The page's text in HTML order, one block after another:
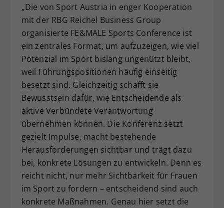
„Die von Sport Austria in enger Kooperation
mit der RBG Reichel Business Group
organisierte FE&MALE Sports Conference ist
ein zentrales Format, um aufzuzeigen, wie viel
Potenzial im Sport bislang ungenützt bleibt,
weil Führungspositionen häufig einseitig
besetzt sind. Gleichzeitig schafft sie
Bewusstsein dafür, wie Entscheidende als
aktive Verbündete Verantwortung
übernehmen können. Die Konferenz setzt
gezielt Impulse, macht bestehende
Herausforderungen sichtbar und trägt dazu
bei, konkrete Lösungen zu entwickeln. Denn es
reicht nicht, nur mehr Sichtbarkeit für Frauen
im Sport zu fordern – entscheidend sind auch
konkrete Maßnahmen. Genau hier setzt die